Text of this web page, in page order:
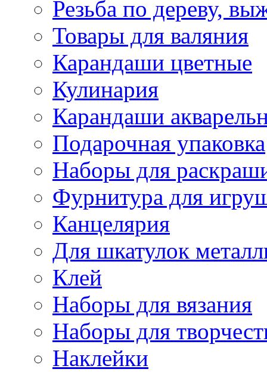
Резьба по дереву,
Товары для валяния
Карандаши цветные
Кулинария
Карандаши
Подарочная упаковка
Наборы для
Фурнитура для
Канцелярия
Для шкатулок
Клей
Наборы для вязания
Наборы для
Наклейки